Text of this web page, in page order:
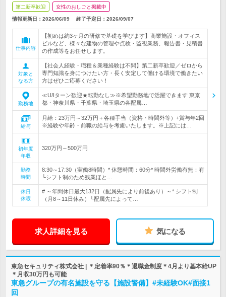
第二新卒歓迎 女性のおしごと掲載中
情報更新日：2026/06/09 終了予定日： 2026/09/07
仕事内容
【初めは約3ヶ月の研修で基礎を学びます】商業施設・オフィス
ビルなど、様々な建物の管理や点検・監視業務、報告書・見積書
の作成等をお任せします。
対象と
なる方
【社会人経験・職種＆業種経験は不問】第二新卒歓迎／ゼロから
専門知識を身につけたい方・長く安定して働ける環境で働きたい
方はぜひご応募ください！
勤務地
≪U/Iターン歓迎★転勤なし≫※希望勤務地で活躍できます 東京
都・神奈川県・千葉県・埼玉県の各配属…
給与
月給：23万円～32万円＋各種手当（資格・時間外等）+賞与年2回
※経験や年齢・前職の給与を考慮いたします。※上記には…
初年度
年収
320万円～500万円
勤務
時間
8:30～17:30（実働8時間）* 休憩時間：60分* 時間外労働有無：有
└シフト制のため残業ほと…
休日
休暇
# ～年間休日最大132日（配属先により前後あり）～* シフト制
（月8～11日休み）└配属先によって…
求人詳細を見る 気になる
東急セキュリティ株式会社 | ＊定着率90％＊退職金制度＊4月より基本給UP
＊月収30万円も可能
東急グループの有名施設を守る【施設警備】#未経験OK#面接1
回